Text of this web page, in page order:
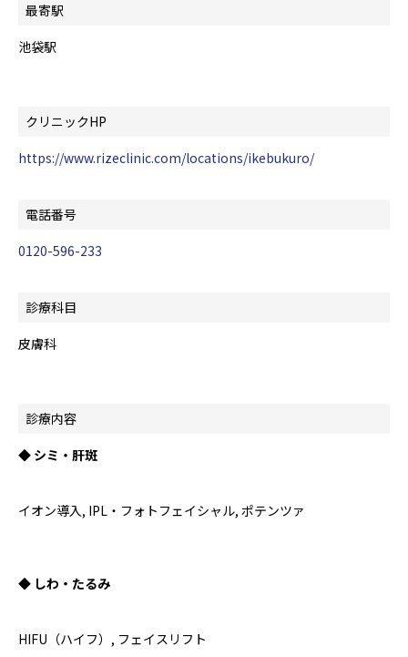
最寄駅
池袋駅
クリニックHP
https://www.rizeclinic.com/locations/ikebukuro/
電話番号
0120-596-233
診療科目
皮膚科
診療内容
◆ シミ・肝斑
イオン導入, IPL・フォトフェイシャル, ポテンツァ
◆ しわ・たるみ
HIFU（ハイフ）, フェイスリフト